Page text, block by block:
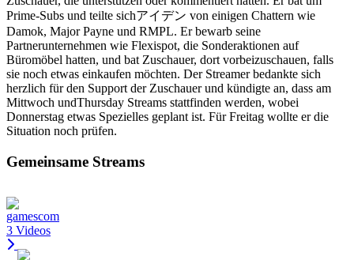
Prime-Subs und teilte sichアイデン von einigen Chattern wie
Damok, Major Payne und RMPL. Er bewarb seine
Partnerunternehmen wie Flexispot, die Sonderaktionen auf
Büromöbel hatten, und bat Zuschauer, dort vorbeizuschauen, falls
sie noch etwas einkaufen möchten. Der Streamer bedankte sich
herzlich für den Support der Zuschauer und kündigte an, dass am
Mittwoch undThursday Streams stattfinden werden, wobei
Donnerstag etwas Spezielles geplant ist. Für Freitag wollte er die
Situation noch prüfen.
Gemeinsame Streams
gamescom
3 Videos